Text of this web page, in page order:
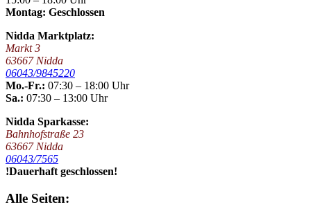
Montag: Geschlossen
Nidda Marktplatz:
Markt 3
63667 Nidda
06043/9845220
Mo.-Fr.: 07:30 – 18:00 Uhr
Sa.: 07:30 – 13:00 Uhr
Nidda Sparkasse:
Bahnhofstraße 23
63667 Nidda
06043/7565
!Dauerhaft geschlossen!
Alle Seiten: